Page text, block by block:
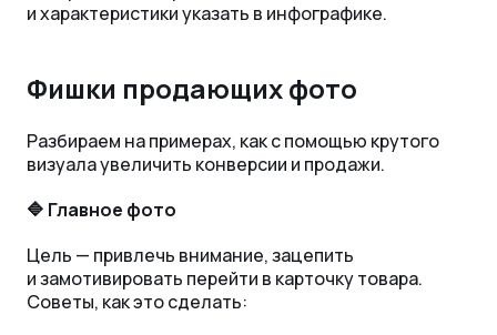
и характеристики указать в инфографике.
Фишки продающих фото
Разбираем на примерах, как с помощью крутого
визуала увеличить конверсии и продажи.
🔷 Главное фото
Цель — привлечь внимание, зацепить
и замотивировать перейти в карточку товара.
Советы, как это сделать: